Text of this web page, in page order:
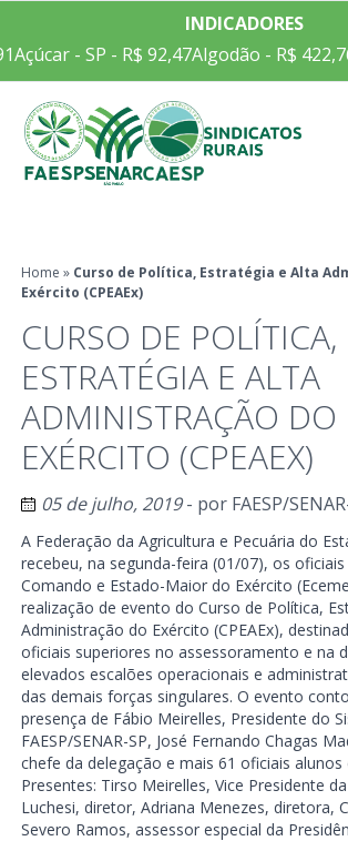
INDICADORES
Açúcar - SP - R$ 92,47Algodão - R$ 422,76
Home » Curso de Política, Estratégia e Alta
Exército (CPEAEx)
CURSO DE POLÍTICA,
ESTRATÉGIA E ALTA
ADMINISTRAÇÃO DO
EXÉRCITO (CPEAEX)
05 de julho, 2019- por FAESP/
A Federação da Agricultura e Pecuária do
recebeu, na segunda-feira (01/07), os oficiais
Comando e Estado-Maior do Exército
realização de evento do Curso de Política,
Administração do Exército (CPEAEx),
oficiais superiores no assessoramento e na
elevados escalões operacionais e
das demais forças singulares. O evento
presença de Fábio Meirelles, Presidente do
FAESP/SENAR-SP, José Fernando Chagas
chefe da delegação e mais 61 oficiais alunos
Presentes: Tirso Meirelles, Vice Presidente
Luchesi, diretor, Adriana Menezes, diretora,
Severo Ramos, assessor especial da